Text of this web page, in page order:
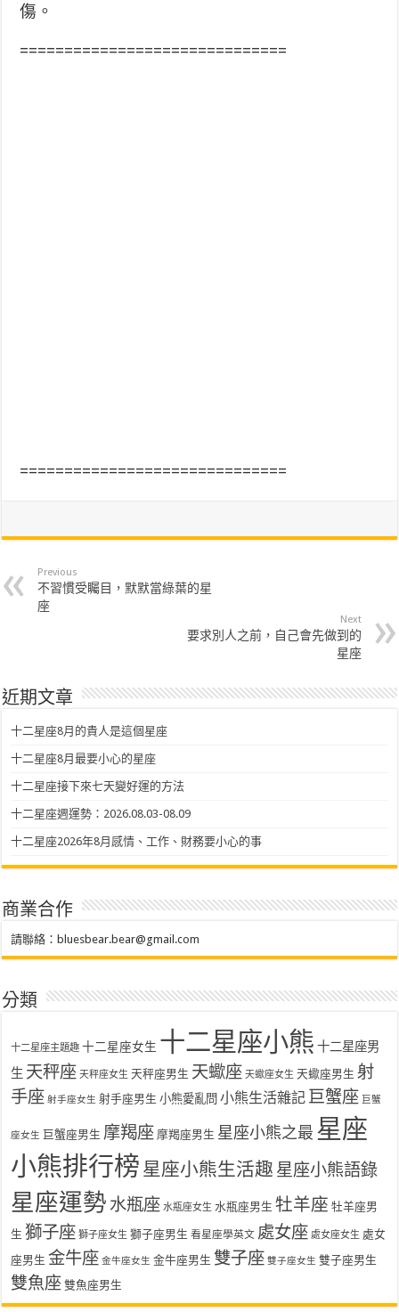
傷。
==============================
==============================
Previous
不習慣受矚目，默默當綠葉的星
座
Next
要求別人之前，自己會先做到的
星座
近期文章
十二星座8月的貴人是這個星座
十二星座8月最要小心的星座
十二星座接下來七天變好運的方法
十二星座週運勢：2026.08.03-08.09
十二星座2026年8月感情、工作、財務要小心的事
商業合作
請聯絡： bluesbear.bear@gmail.com
分類
十二星座主題趣 十二星座女生 十二星座小熊 十二星座男
生 天秤座 天秤座女生 天秤座男生 天蠍座 天蠍座女生 天蠍座男生 射
手座 射手座女生 射手座男生 小熊愛亂問 小熊生活雜記 巨蟹座 巨蟹
座女生 巨蟹座男生 摩羯座 摩羯座男生 星座小熊之最 星座
小熊排行榜 星座小熊生活趣 星座小熊語錄
星座運勢 水瓶座 水瓶座女生 水瓶座男生 牡羊座 牡羊座男
生 獅子座 獅子座女生 獅子座男生 看星座學英文 處女座 處女座女生 處女
座男生 金牛座 金牛座女生 金牛座男生 雙子座 雙子座女生 雙子座男生
雙魚座 雙魚座男生